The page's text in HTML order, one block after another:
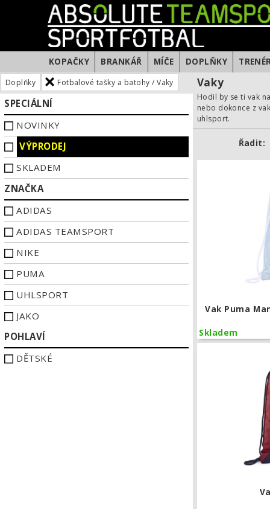
KOPAČKY BRANKÁŘ MÍČE DOPLŇKY
Doplňky Fotbalové tašky a batohy / Vaky
SPECIÁLNÍ
NOVINKY
VÝPRODEJ
SKLADEM
ZNAČKA
ADIDAS
ADIDAS TEAMSPORT
NIKE
PUMA
UHLSPORT
JAKO
POHLAVÍ
DĚTSKÉ
Vaky
Hodil by se ti vak
nebo dokonce z
uhlsport.
Řadit:
Vak Puma
Skladem